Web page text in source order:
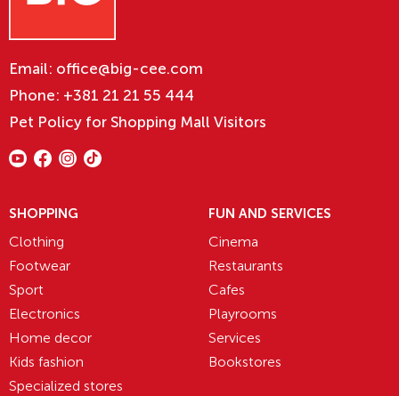
Email: office@big-cee.com
Phone: +381 21 21 55 444
Pet Policy for Shopping Mall Visitors
SHOPPING
Clothing
Footwear
Sport
Electronics
Home decor
Kids fashion
Specialized stores
FUN AND SERVICES
Cinema
Restaurants
Cafes
Playrooms
Services
Bookstores